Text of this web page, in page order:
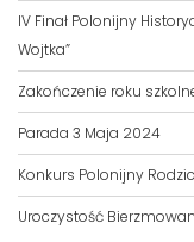
IV Finał Polonijny
Wojtka”
Zakończenie roku
Parada 3 Maja 2024
Konkurs Polonijny
Uroczystość